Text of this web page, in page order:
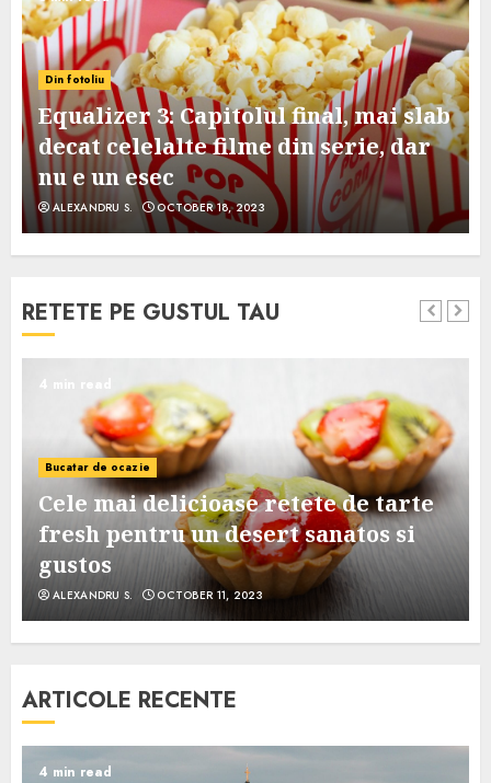
Din fotoliu
Equalizer 3: Capitolul final, mai slab
decat celelalte filme din serie, dar
nu e un esec
ALEXANDRU S. OCTOBER 18, 2023
RETETE PE GUSTUL TAU
4 min read
Bucatar de ocazie
Cele mai delicioase retete de tarte
fresh pentru un desert sanatos si
gustos
ALEXANDRU S. OCTOBER 11, 2023
ARTICOLE RECENTE
4 min read